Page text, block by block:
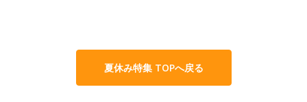
夏休み特集 TOPへ戻る